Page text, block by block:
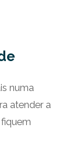
numa
atender a